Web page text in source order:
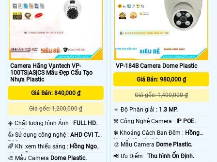
Camera Hãng Vantech VP-
100TS|AS|CS Mẫu Đẹp Cấu Tạo
Nhựa Plastic
Giá Bán: 840,000 ₫
Giá gốc: 1,200,000 ₫
☀️ Chất lượng hình Ảnh : FULL HD
1080P .
👍 Sử dụng công nghệ : AHD CVI TVI
BCS.
🌈 Khi xem thiếu sáng : Hồng Ngoại
40m Hồng Ngoại SMD.
🎨 Mẫu Camera Dome Plastic.
VP-184B Camera Dome Plastic
Giá Bán: 980,000 ₫
Giá gốc: 1,400,000 ₫
🔅 Độ Phân giải : 1.3 MP.
⚒ Công Nghệ Camera : IP POE.
❃ Khoảng Cách Ban Đêm : Hồng
Ngoại 40m Led Array.
🎨 Mẫu Camera Dome Plastic.
️📢 Ưu Điểm :Thu hình Ổn Định.